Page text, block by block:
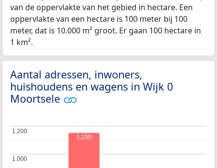
van de oppervlakte van het gebied in hectare. Een
oppervlakte van een hectare is 100 meter bij 100
meter, dat is 10.000 m² groot. Er gaan 100 hectare in
1 km².
Aantal adressen, inwoners,
huishoudens en wagens in Wijk 0
Moortsele
1.000
1.000
1.200
1.200
1.150